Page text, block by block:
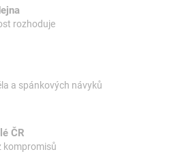
rozhoduje
a spánkových návyků
ČR
kompromisů